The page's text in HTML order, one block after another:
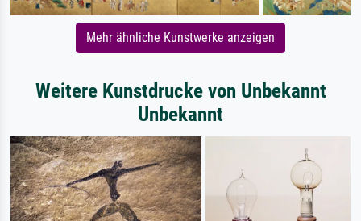
Mehr ähnliche Kunstwerke anzeigen
Weitere Kunstdrucke von Unbekannt
Unbekannt